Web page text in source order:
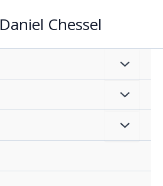
Daniel Chessel